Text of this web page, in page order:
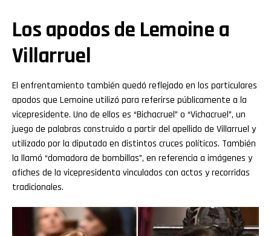
Los apodos de Lemoine a
Villarruel
El enfrentamiento también quedó reflejado en los particulares
apodos que Lemoine utilizó para referirse públicamente a la
vicepresidente. Uno de ellos es “Bichacruel” o “Vichacruel”, un
juego de palabras construido a partir del apellido de Villarruel y
utilizado por la diputada en distintos cruces políticos. También
la llamó “domadora de bombillas”, en referencia a imágenes y
afiches de la vicepresidenta vinculados con actos y recorridas
tradicionales.